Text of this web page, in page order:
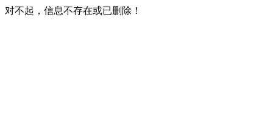
对不起，信息不存在或已删除！